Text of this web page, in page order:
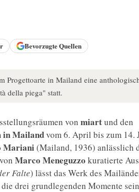
Bevorzugte Quellen
in Mailand eine
della piega" statt.
von miartund den
in Mailandvom 6. April bis zum 14.
Mariani(Mailand, 1936) anlässlich
Marco Meneguzzo kuratierte
Falte) lässt das Werk des
drei grundlegenden Momente